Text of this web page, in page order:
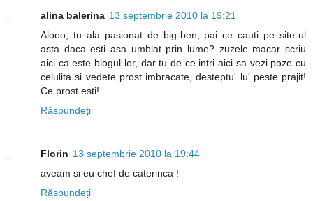
alina balerina 13 septembrie 2010 la 19:21
Alooo, tu ala pasionat de big-ben, pai ce cauti pe site-ul
asta daca esti asa umblat prin lume? zuzele macar scriu
aici ca este blogul lor, dar tu de ce intri aici sa vezi poze cu
celulita si vedete prost imbracate, desteptu' lu' peste prajit!
Ce prost esti!
Răspundeți
Florin 13 septembrie 2010 la 19:44
aveam si eu chef de caterinca !
Răspundeți